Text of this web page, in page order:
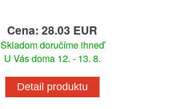
Cena: 28.03 EUR
Skladom doručíme ihneď
U Vás doma 12. - 13. 8.
Detail produktu